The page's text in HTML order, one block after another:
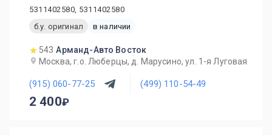
5311402580, 5311402580
б.у. оригинал
в наличии
543 Арманд-Авто Восток
Москва, г.о. Люберцы, д. Марусино, ул. 1-я Луговая
(915) 060-77-25 (499) 110-54-49
2 400